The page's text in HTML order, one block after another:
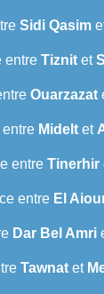
Sidi Qasim
entre Tiznitet
Ouarzazat
entre Midelt et
entre Tinerhir
entre El
Dar Bel Amri
Tawnat et